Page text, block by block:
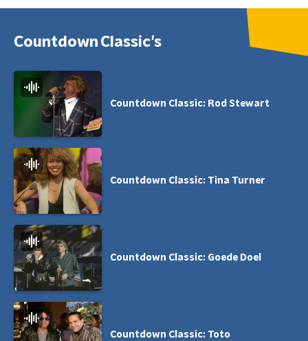
Countdown Classic's
Countdown Classic: Rod Stewart
Countdown Classic: Tina Turner
Countdown Classic: Goede Doel
Countdown Classic: Toto